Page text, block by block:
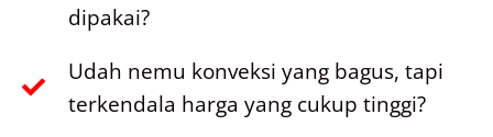
dipakai?
Udah nemu konveksi yang bagus, tapi
terkendala harga yang cukup tinggi?